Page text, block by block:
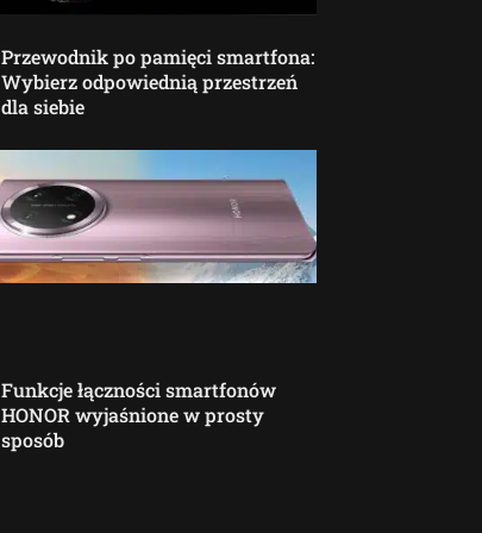
Przewodnik po pamięci smartfona:
Wybierz odpowiednią przestrzeń
dla siebie
Funkcje łączności smartfonów
HONOR wyjaśnione w prosty
sposób